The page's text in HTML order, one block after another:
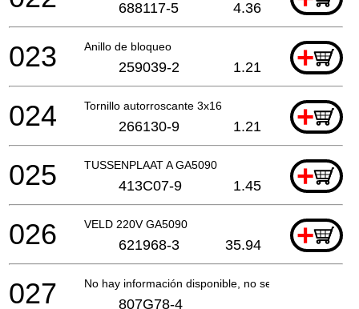
688117-5 4.36
Anillo de bloqueo +
023 259039-2 1.21
Tornillo autorroscante 3x16 +
024 266130-9 1.21
TUSSENPLAAT A GA5090 +
025 413C07-9 1.45
VELD 220V GA5090 +
026 621968-3 35.94
No hay información disponible, no se puede pedir
027 807G78-4